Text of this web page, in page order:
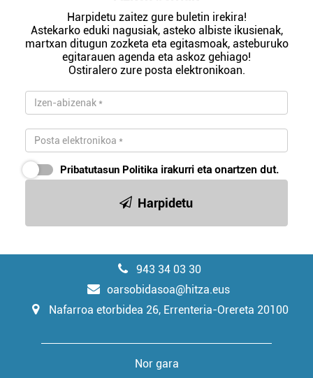
Harpidetu zaitez gure buletin irekira!
Astekarko eduki nagusiak, asteko albiste ikusienak,
martxan ditugun zozketa eta egitasmoak, asteburuko
egitarauen agenda eta askoz gehiago!
Ostiralero zure posta elektronikoan.
Pribatutasun Politika irakurri eta onartzen dut.
Harpidetu
943 34 03 30
oarsobidasoa@hitza.eus
Nafarroa etorbidea 26, Errenteria-Orereta 20100
Nor gara